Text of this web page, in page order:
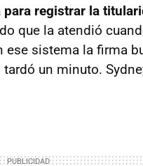
registrar la
que la atendió
sistema la firma
un minuto.